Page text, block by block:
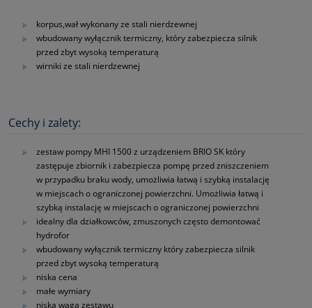
korpus,wał wykonany ze stali nierdzewnej
wbudowany wyłącznik termiczny, który zabezpiecza silnik
przed zbyt wysoką temperaturą
wirniki ze stali nierdzewnej
Cechy i zalety:
zestaw pompy MHI 1500 z urządzeniem BRIO SK który
zastępuje zbiornik i zabezpiecza pompę przed zniszczeniem
w przypadku braku wody, umożliwia łatwą i szybką instalację
w miejscach o ograniczonej powierzchni. Umożliwia łatwą i
szybką instalację w miejscach o ograniczonej powierzchni
idealny dla działkowców, zmuszonych często demontować
hydrofor
wbudowany wyłącznik termiczny który zabezpiecza silnik
przed zbyt wysoką temperaturą
niska cena
małe wymiary
niska waga zestawu